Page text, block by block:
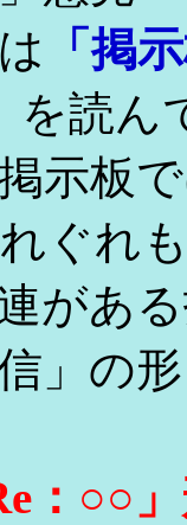
「掲
を読ん
示板で
ぐれ
があ
」の
：○○